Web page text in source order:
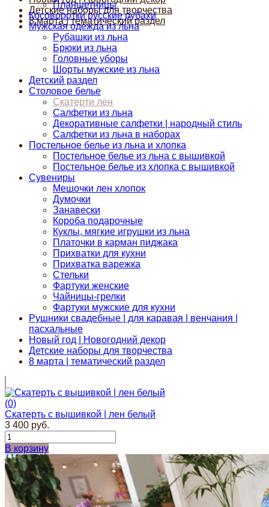
Детские наборы для творчества
8 марта | тематический раздел
Планшетницы
Косоворотки русские рубахи
Мужская одежда из льна
Рубашки из льна
Брюки из льна
Головные уборы
Шорты мужские из льна
Детский раздел
Столовое белье
Скатерти лен
Салфетки из льна
Декоративные салфетки | народный стиль
Салфетки из льна в наборах
Постельное белье из льна и хлопка
Постельное белье из льна с вышивкой
Постельное белье из хлопка с вышивкой
Сувениры
Мешочки лен хлопок
Думочки
Занавески
Короба подарочные
Куклы, мягкие игрушки из льна
Платочки в карман пиджака
Прихватки для кухни
Прихватка варежка
Стельки
Фартуки женские
Чайницы-грелки
Фартуки мужские для кухни
Рушники свадебные | для каравая | венчания |
пасхальные
Новый год | Новогодний декор
Детские наборы для творчества
8 марта | тематический раздел
(0)
Скатерть с вышивкой | лен белый
3 400 руб.
В корзину